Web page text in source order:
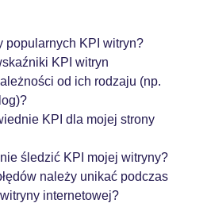
popularnych KPI witryn?
KPI witryn
od ich rodzaju (np.
KPI dla mojej strony
śledzić KPI mojej witryny?
należy unikać podczas
internetowej?